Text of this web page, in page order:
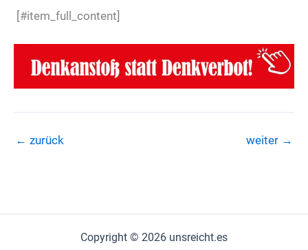
[#item_full_content]
← zurück weiter →
Copyright © 2026 unsreicht.es